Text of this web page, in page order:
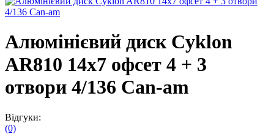
Алюмінієвий диск Cyklon
AR810 14х7 офсет 4 + 3
отвори 4/136 Can-am
Відгуки:
(0)